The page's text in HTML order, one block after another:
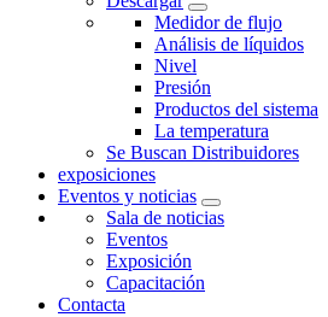
Medidor de flujo
Análisis de líquidos
Nivel
Presión
Productos del sistema
La temperatura
Se Buscan Distribuidores
exposiciones
Eventos y noticias
Sala de noticias
Eventos
Exposición
Capacitación
Contacta